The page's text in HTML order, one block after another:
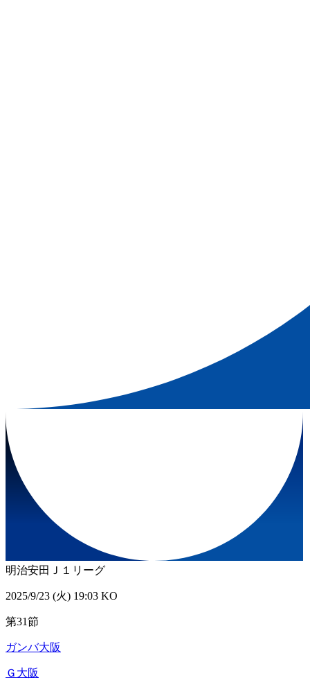
明治安田Ｊ１リーグ
2025/9/23 (火) 19:03 KO
第31節
ガンバ大阪
Ｇ大阪